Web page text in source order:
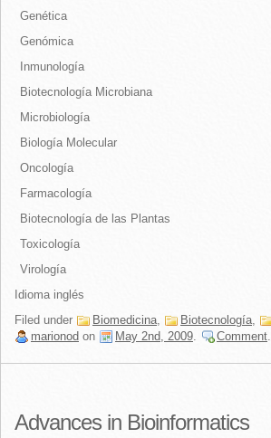
Genética
Genómica
Inmunología
Biotecnología Microbiana
Microbiología
Biología Molecular
Oncología
Farmacología
Biotecnología de las Plantas
Toxicología
Virología
Idioma inglés
Filed under
Biomedicina, Biotecnología,
marionod on May 2nd, 2009. Comment.
Advances in Bioinformatics